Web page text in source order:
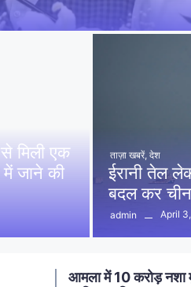
मिली एक
में जाने की
ताज़ा खबरें, देश
ईरानी तेल
बदल कर
admin April